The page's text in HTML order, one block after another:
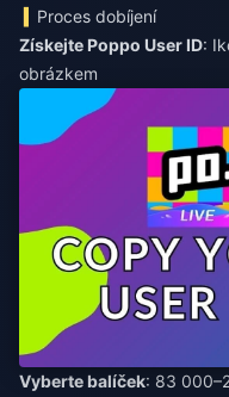
Proces dobíjení
Získejte Poppo User ID:
obrázkem
Vyberte balíček: 83